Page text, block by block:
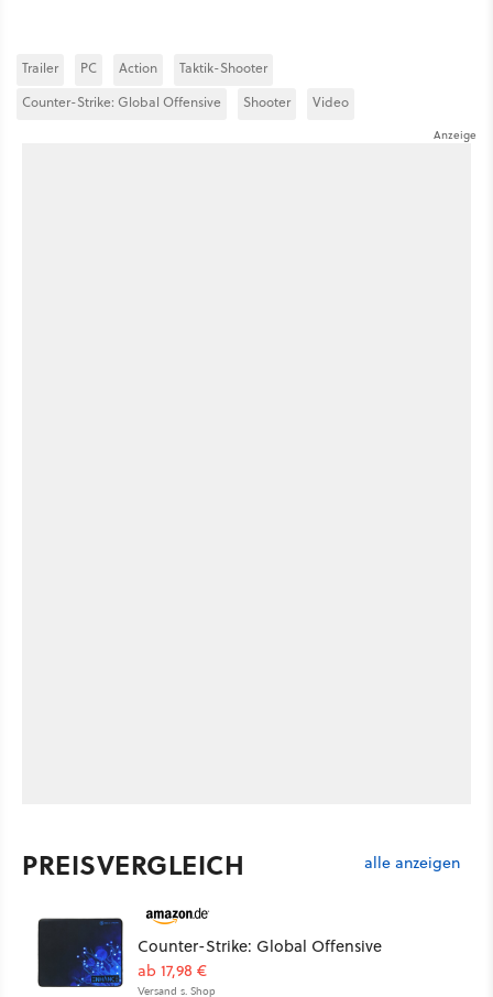
Trailer PC Action
Taktik-Shooter
Counter-Strike: Global Offensive
Shooter Video
PREISVERGLEICH alle anzeigen
Counter-Strike: Global Offensive
ab 17,98 €
Versand s. Shop